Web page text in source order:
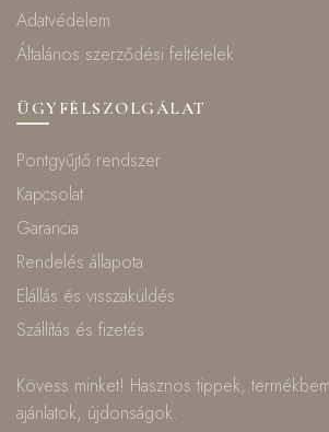
Adatvédelem
Általános szerződési feltételek
ÜGYFÉLSZOLGÁLAT
Pontgyűjtő rendszer
Kapcsolat
Garancia
Rendelés állapota
Elállás és visszaküldés
Szállítás és fizetés
Kövess minket! Hasznos tippek,
ajánlatok, újdonságok: